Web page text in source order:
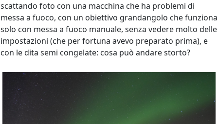
scattando foto con una macchina che ha problemi di
messa a fuoco, con un obiettivo grandangolo che funziona
solo con messa a fuoco manuale, senza vedere molto delle
impostazioni (che per fortuna avevo preparato prima), e
con le dita semi congelate: cosa può andare storto?